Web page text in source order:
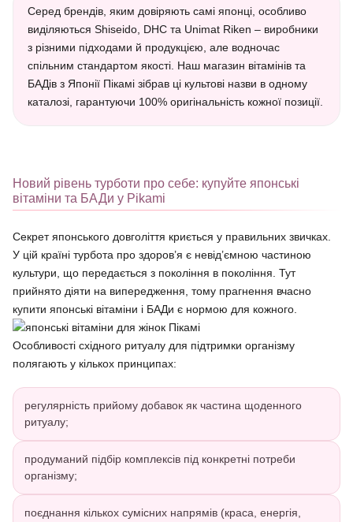
Серед брендів, яким довіряють самі японці, особливо
виділяються Shiseido, DHC та Unimat Riken – виробники
з різними підходами й продукцією, але водночас
спільним стандартом якості. Наш магазин вітамінів та
БАДів з Японії Пікамі зібрав ці культові назви в одному
каталозі, гарантуючи 100% оригінальність кожної позиції.
Новий рівень турботи про себе: купуйте японські
вітаміни та БАДи у Pikami
Секрет японського довголіття криється у правильних звичках.
У цій країні турбота про здоров’я є невід’ємною частиною
культури, що передається з покоління в покоління. Тут
прийнято діяти на випередження, тому прагнення вчасно
купити японські вітаміни і БАДи є нормою для кожного.
Особливості східного ритуалу для підтримки організму
полягають у кількох принципах:
регулярність прийому добавок як частина щоденного
ритуалу;
продуманий підбір комплексів під конкретні потреби
організму;
поєднання кількох сумісних напрямів (краса, енергія,